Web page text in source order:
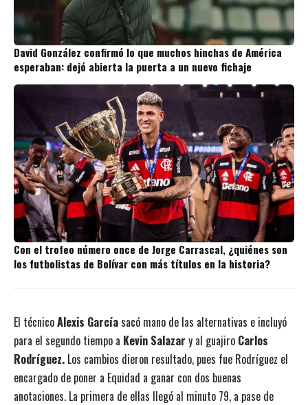
David González confirmó lo que muchos hinchas de América
esperaban: dejó abierta la puerta a un nuevo fichaje
Con el trofeo número once de Jorge Carrascal, ¿quiénes son
los futbolistas de Bolívar con más títulos en la historia?
El técnicoAlexis Garcíasacó mano de las alternativas e incluyó
para el segundo tiempo a Kevin Salazar y al guajiro Carlos
Rodríguez. Los cambios dieron resultado, pues fue Rodríguez el
encargado de poner a Equidad a ganar con dos buenas
anotaciones. La primera de ellas llegó al minuto 79, a pase de